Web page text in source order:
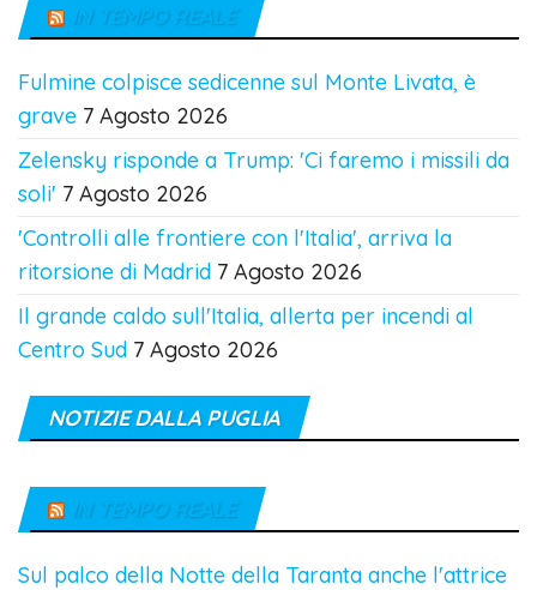
IN TEMPO REALE
Fulmine colpisce sedicenne sul Monte Livata, è
grave 7 Agosto 2026
Zelensky risponde a Trump: 'Ci faremo i missili da
soli' 7 Agosto 2026
'Controlli alle frontiere con l'Italia', arriva la
ritorsione di Madrid 7 Agosto 2026
Il grande caldo sull'Italia, allerta per incendi al
Centro Sud 7 Agosto 2026
NOTIZIE DALLA PUGLIA
IN TEMPO REALE
Sul palco della Notte della Taranta anche l'attrice